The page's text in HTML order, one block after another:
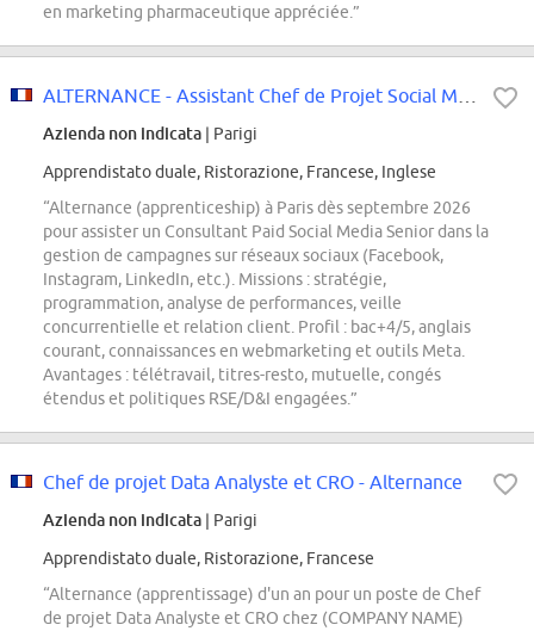
en marketing pharmaceutique appréciée.”
Azienda non indicata | Parigi
Apprendistato duale, Ristorazione, Francese, Inglese
“Alternance (apprenticeship) à Paris dès septembre 2026
pour assister un Consultant Paid Social Media Senior dans la
gestion de campagnes sur réseaux sociaux (Facebook,
Instagram, LinkedIn, etc.). Missions : stratégie,
programmation, analyse de performances, veille
concurrentielle et relation client. Profil : bac+4/5, anglais
courant, connaissances en webmarketing et outils Meta.
Avantages : télétravail, titres-resto, mutuelle, congés
étendus et politiques RSE/D&I engagées.”
Chef de projet Data Analyste et CRO - Alternance
Azienda non indicata | Parigi
Apprendistato duale, Ristorazione, Francese
“Alternance (apprentissage) d'un an pour un poste de Chef
de projet Data Analyste et CRO chez (COMPANY NAME)